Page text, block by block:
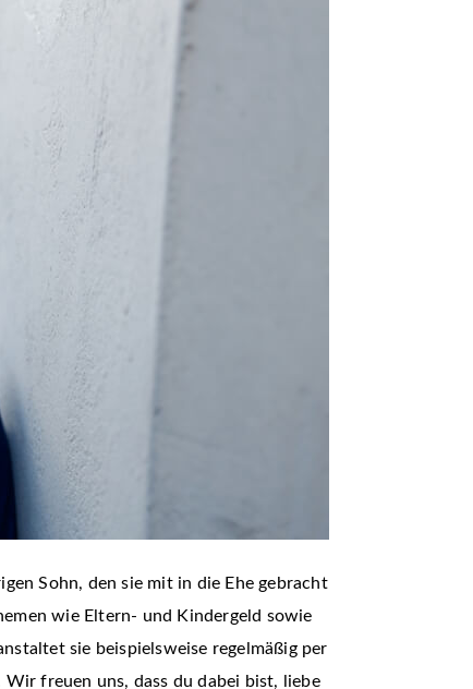
Sohn, den sie mit in die Ehe gebracht
wie Eltern- und Kindergeld sowie
sie beispielsweise regelmäßig per
Wir freuen uns, dass du dabei bist, liebe